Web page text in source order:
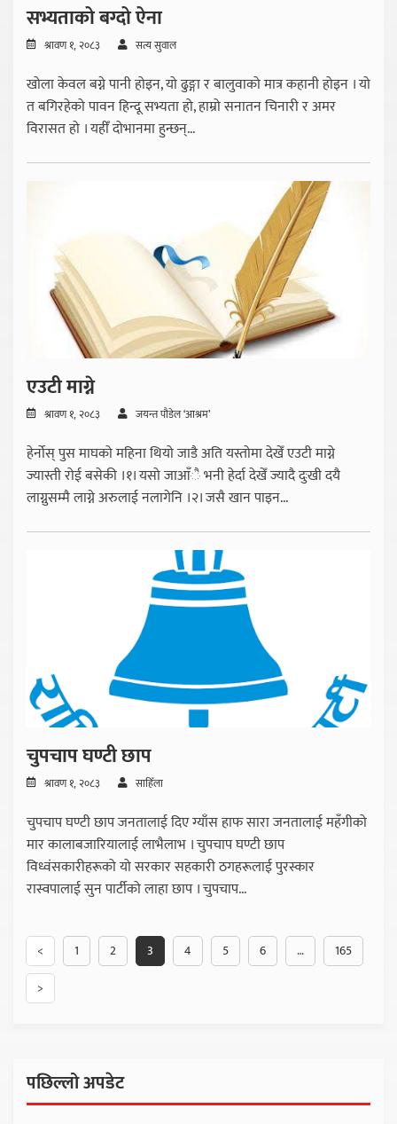
सभ्यताको बग्दो ऐना
श्रावण १, २०८३ सत्य सुवाल
खोला केवल बग्ने पानी होइन, यो ढुङ्गा र बालुवाको मात्र कहानी होइन । यो
त बगिरहेको पावन हिन्दू सभ्यता हो, हाम्रो सनातन चिनारी र अमर
विरासत हो । यहीँ दोभानमा हुन्छन्...
एउटी माग्ने
श्रावण १, २०८३ जयन्त पौडेल ‘आश्रम’
हेर्नोस् पुस माघको महिना थियो जाडै अति यस्तोमा देखेँ एउटी माग्ने
ज्यास्ती रोई बसेकी ।१। यसो जाआँै भनी हेर्दा देखेँ ज्यादै दुःखी दयै
लाग्नुसम्मै लाग्ने अरुलाई नलागेनि ।२। जसै खान पाइन...
चुपचाप घण्टी छाप
श्रावण १, २०८३ साहिँला
चुपचाप घण्टी छाप जनतालाई दिए ग्याँस हाफ सारा जनतालाई महँगीको
मार कालाबजारियालाई लाभैलाभ । चुपचाप घण्टी छाप
विध्वंसकारीहरूको यो सरकार सहकारी ठगहरूलाई पुरस्कार
रास्वपालाई सुन पार्टीको लाहा छाप । चुपचाप...
< 1 2 3 4 5 6 …
165
>
पछिल्लो अपडेट